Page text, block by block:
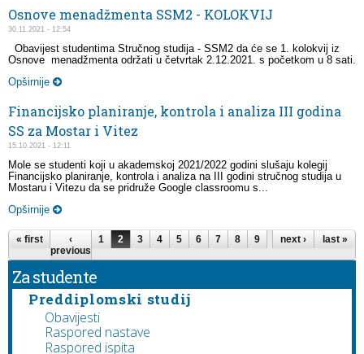
Osnove menadžmenta SSM2 - KOLOKVIJ
30.11.2021 - 12:54
Obavijest studentima Stručnog studija - SSM2 da će se 1. kolokvij iz
Osnove menadžmenta održati u četvrtak 2.12.2021. s početkom u 8 sati.
Opširnije
Financijsko planiranje, kontrola i analiza III godina
SS za Mostar i Vitez
15.10.2021 - 12:11
Mole se studenti koji u akademskoj 2021/2022 godini slušaju kolegij
Financijsko planiranje, kontrola i analiza na III godini stručnog studija u
Mostaru i Vitezu da se pridruže Google classroomu s...
Opširnije
Pages
« first
‹
previous
1 2 3 4 5 6 7 8 9 …next › last »
Za studente
Preddiplomski studij
Obavijesti
Raspored nastave
Raspored ispita